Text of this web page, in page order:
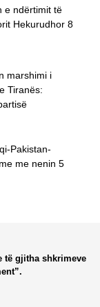
e ndërtimit të
Hekurudhor 8
marshimi i
Tiranës:
Pakistan-
me nenin 5